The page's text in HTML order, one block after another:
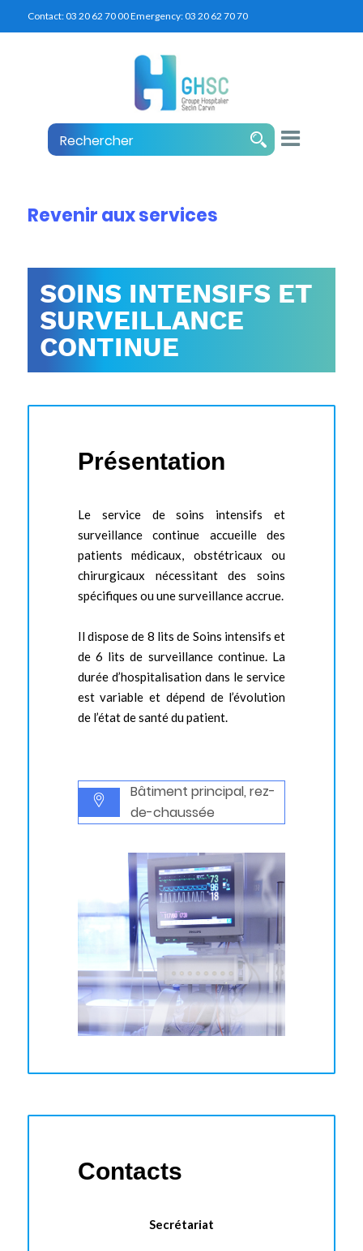
Contact:03 20 62 70 00Emergency:03 20 62 70 70
Revenir aux services
SOINS INTENSIFS ET
SURVEILLANCE
CONTINUE
Présentation
Le service de soins intensifs et
surveillance continue accueille des
patients médicaux, obstétricaux ou
chirurgicaux nécessitant des soins
spécifiques ou une surveillance accrue.
Il dispose de 8 lits de Soins intensifs et
de 6 lits de surveillance continue. La
durée d’hospitalisation dans le service
est variable et dépend de l’évolution
de l’état de santé du patient.
Bâtiment principal, rez-
de-chaussée
Contacts
Secrétariat